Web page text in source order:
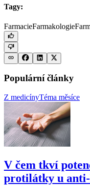
Tagy:
FarmacieFarmakologie
Populární články
Z medicínyTéma měsíce
V čem tkví
protilátky u